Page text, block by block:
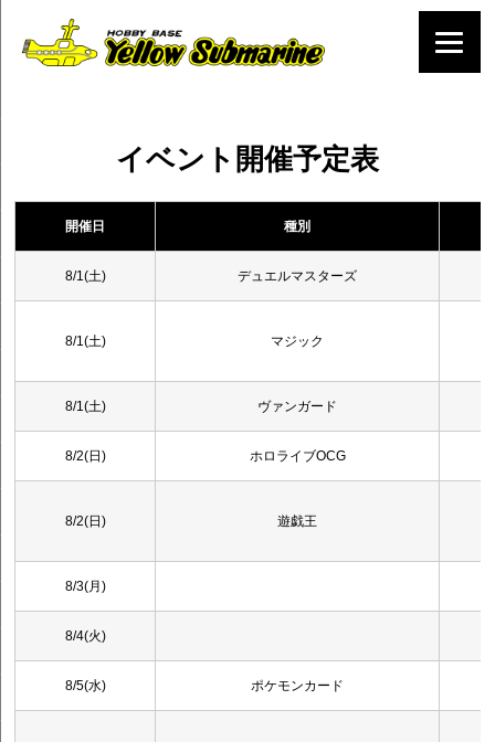
イベント開催予定表
開催日 種別
8/1(土) デュエルマスターズ
8/1(土) マジック
8/1(土) ヴァンガード
8/2(日) ホロライブOCG
8/2(日) 遊戯王
8/3(月)
8/4(火)
8/5(水) ポケモンカード